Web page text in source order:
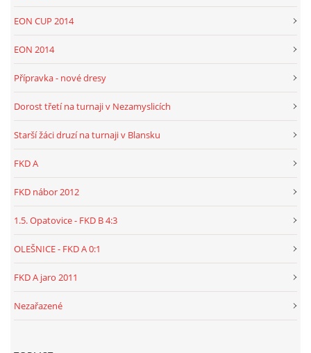
EON CUP 2014
EON 2014
Přípravka - nové dresy
Dorost třetí na turnaji v Nezamyslicích
Starší žáci druzí na turnaji v Blansku
FKD A
FKD nábor 2012
1.5. Opatovice - FKD B 4:3
OLEŠNICE - FKD A 0:1
FKD A jaro 2011
Nezařazené